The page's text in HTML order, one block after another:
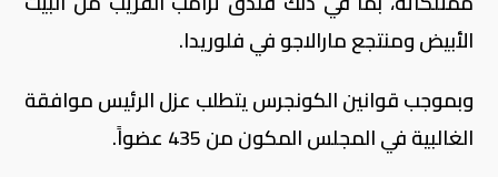
الأبيض ومنتجع مارالاجو في فلوريدا.
وبموجب قوانين الكونجرس يتطلب عزل الرئيس موافقة
الغالبية في المجلس المكون من 435 عضواً.